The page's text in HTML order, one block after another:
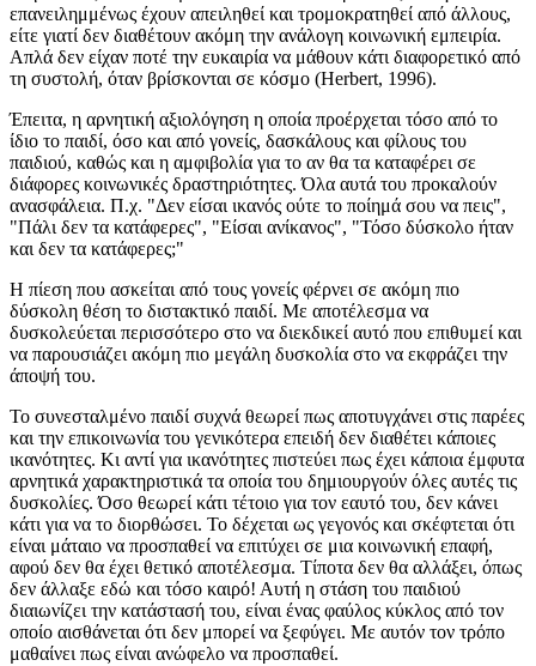
επανειλημμένως έχουν απειληθεί και τρομοκρατηθεί από άλλους,
είτε γιατί δεν διαθέτουν ακόμη την ανάλογη κοινωνική εμπειρία.
Απλά δεν είχαν ποτέ την ευκαιρία να μάθουν κάτι διαφορετικό από
τη συστολή, όταν βρίσκονται σε κόσμο (Herbert, 1996).
Έπειτα, η αρνητική αξιολόγηση η οποία προέρχεται τόσο από το
ίδιο το παιδί, όσο και από γονείς, δασκάλους και φίλους του
παιδιού, καθώς και η αμφιβολία για το αν θα τα καταφέρει σε
διάφορες κοινωνικές δραστηριότητες. Όλα αυτά του προκαλούν
ανασφάλεια. Π.χ. "Δεν είσαι ικανός ούτε το ποίημά σου να πεις",
"Πάλι δεν τα κατάφερες", "Είσαι ανίκανος", "Τόσο δύσκολο ήταν
και δεν τα κατάφερες;"
Η πίεση που ασκείται από τους γονείς φέρνει σε ακόμη πιο
δύσκολη θέση το διστακτικό παιδί. Με αποτέλεσμα να
δυσκολεύεται περισσότερο στο να διεκδικεί αυτό που επιθυμεί και
να παρουσιάζει ακόμη πιο μεγάλη δυσκολία στο να εκφράζει την
άποψή του.
Το συνεσταλμένο παιδί συχνά θεωρεί πως αποτυγχάνει στις παρέες
και την επικοινωνία του γενικότερα επειδή δεν διαθέτει κάποιες
ικανότητες. Κι αντί για ικανότητες πιστεύει πως έχει κάποια έμφυτα
αρνητικά χαρακτηριστικά τα οποία του δημιουργούν όλες αυτές τις
δυσκολίες. Όσο θεωρεί κάτι τέτοιο για τον εαυτό του, δεν κάνει
κάτι για να το διορθώσει. Το δέχεται ως γεγονός και σκέφτεται ότι
είναι μάταιο να προσπαθεί να επιτύχει σε μια κοινωνική επαφή,
αφού δεν θα έχει θετικό αποτέλεσμα. Τίποτα δεν θα αλλάξει, όπως
δεν άλλαξε εδώ και τόσο καιρό! Αυτή η στάση του παιδιού
διαιωνίζει την κατάστασή του, είναι ένας φαύλος κύκλος από τον
οποίο αισθάνεται ότι δεν μπορεί να ξεφύγει. Με αυτόν τον τρόπο
μαθαίνει πως είναι ανώφελο να προσπαθεί.